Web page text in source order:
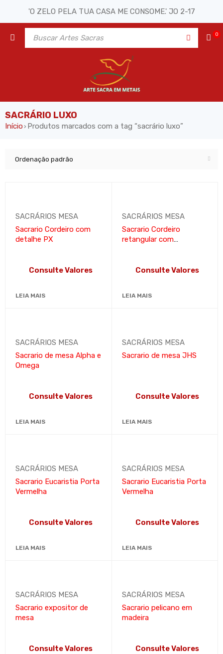
'O ZELO PELA TUA CASA ME CONSOME.' JO 2-17
0
SACRÁRIO LUXO
Início› Produtos marcados com a tag “sacrário luxo”
Ordenação padrão
SACRÁRIOS MESA
Sacrario Cordeiro com
detalhe PX
Consulte Valores
LEIA MAIS
SACRÁRIOS MESA
Sacrario Cordeiro
retangular com
Consulte Valores
LEIA MAIS
SACRÁRIOS MESA
Sacrario de mesa Alpha e
Omega
Consulte Valores
LEIA MAIS
SACRÁRIOS MESA
Sacrario de mesa JHS
Consulte Valores
LEIA MAIS
SACRÁRIOS MESA
Sacrario Eucaristia Porta
Vermelha
Consulte Valores
LEIA MAIS
SACRÁRIOS MESA
Sacrario Eucaristia Porta
Vermelha
Consulte Valores
LEIA MAIS
SACRÁRIOS MESA
Sacrario expositor de
mesa
Consulte Valores
SACRÁRIOS MESA
Sacrario pelicano em
madeira
Consulte Valores